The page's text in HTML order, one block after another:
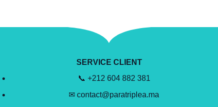
SERVICE CLIENT
📞 +212 604 882 381
✉ contact@paratriplea.ma